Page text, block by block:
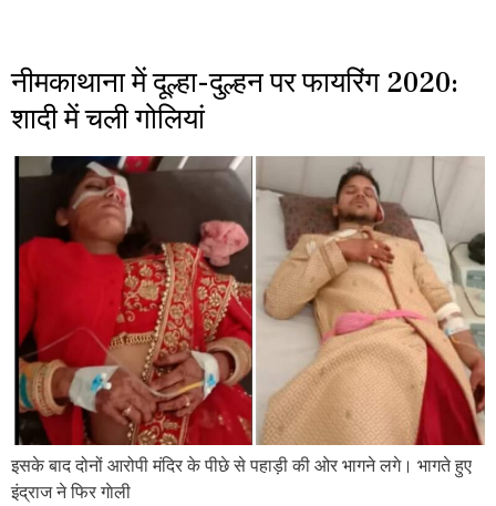
नीमकाथाना में दूल्हा-दुल्हन पर फायरिंग 2020:
शादी में चली गोलियां
इसके बाद दोनों आरोपी मंदिर के पीछे से पहाड़ी की ओर भागने लगे। भागते हुए
इंद्राज ने फिर गाेली